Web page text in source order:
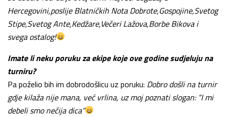
Hercegovini,poslije Blatničkih Nota Dobrote,Gospojine,Svetog
Stipe,Svetog Ante,Kedžare,Večeri Lažova,Borbe Bikova i
svega ostalog!
Imate li neku poruku za ekipe koje ove godine sudjeluju na
turniru?
Pa poželio bih im dobrodošlicu uz poruku: Dobro došli na turnir
gdje kilaža nije mana, već vrlina, uz moj poznati slogan: “I mi
debeli smo nečija dica”